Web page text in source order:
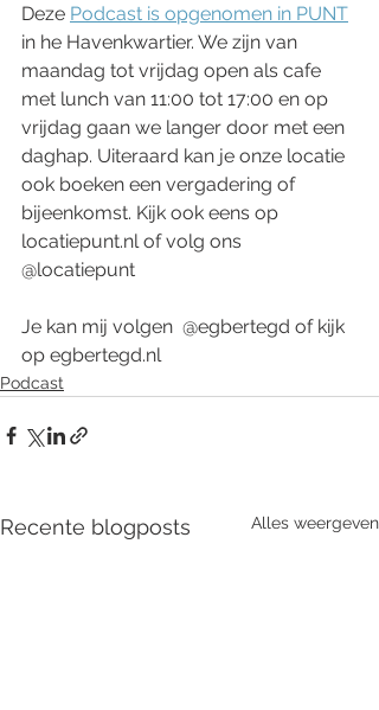
Deze Podcast is opgenomen in PUNT
in he Havenkwartier. We zijn van
maandag tot vrijdag open als cafe
met lunch van 11:00 tot 17:00 en op
vrijdag gaan we langer door met een
daghap. Uiteraard kan je onze locatie
ook boeken een vergadering of
bijeenkomst. Kijk ook eens op
locatiepunt.nl of volg ons
@locatiepunt
Je kan mij volgen  @egbertegd of kijk
op egbertegd.nl
Podcast
Recente blogposts Alles weergeven